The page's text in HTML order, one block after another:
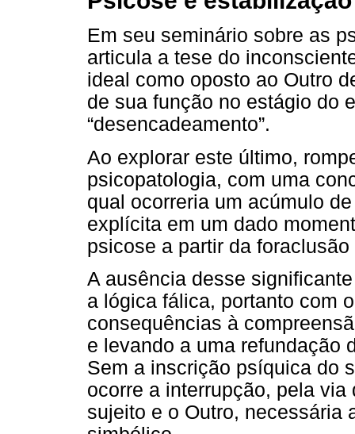
Em seu seminário sobre as
articula a tese do
ideal como oposto ao Outro
de sua função no estágio do
“desencadeamento”.
Ao explorar este último,
psicopatologia, com uma
qual ocorreria um acúmulo
explícita em um dado
psicose a partir da
A ausência desse
a lógica fálica, portanto com
consequências à
e levando a uma refundação
Sem a inscrição psíquica do
ocorre a interrupção, pela
sujeito e o Outro, necessária